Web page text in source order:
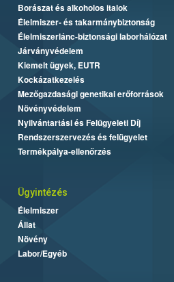
Borászat és alkoholos italok
Élelmiszer- és takarmánybiztonság
Élelmiszerlánc-biztonsági laborhálózat
Járványvédelem
Kiemelt ügyek, EUTR
Kockázatkezelés
Mezőgazdasági genetikai erőforrások
Növényvédelem
Nyilvántartási és Felügyeleti Díj
Rendszerszervezés és felügyelet
Termékpálya-ellenőrzés
Ügyintézés
Élelmiszer
Állat
Növény
Labor/Egyéb